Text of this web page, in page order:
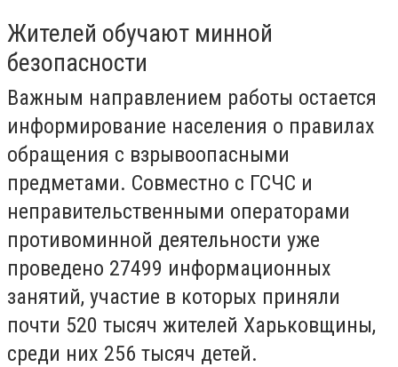
Жителей обучают минной
безопасности
Важным направлением работы остается
информирование населения о правилах
обращения с взрывоопасными
предметами. Совместно с ГСЧС и
неправительственными операторами
противоминной деятельности уже
проведено 27499 информационных
занятий, участие в которых приняли
почти 520 тысяч жителей Харьковщины,
среди них 256 тысяч детей.